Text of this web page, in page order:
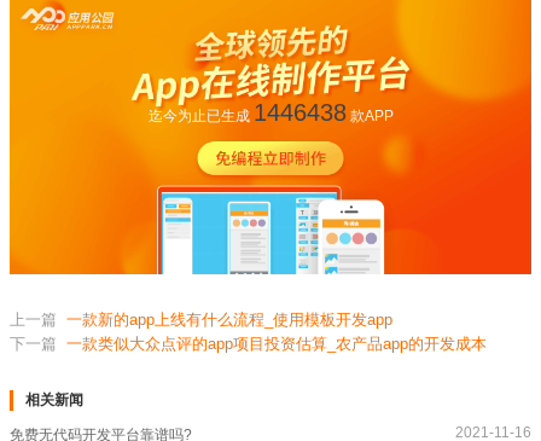
迄今为止已生成 1446438款APP
上一篇 一款新的app上线有什么流程_使用模板开发app
下一篇 一款类似大众点评的app项目投资估算_农产品app的开发成本
相关新闻
免费无代码开发平台靠谱吗? 2021-11-16